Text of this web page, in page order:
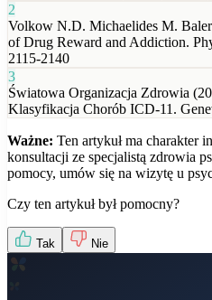
2
Volkow N.D. Michaelides M.
of Drug Reward and Addiction.
2115-2140
3
Światowa Organizacja Zdrowia
Klasyfikacja Chorób ICD-11.
Ważne: Ten artykuł ma charakter
konsultacji ze specjalistą zdrowia
pomocy, umów się na wizytę u
Czy ten artykuł był pomocny?
Tak Nie